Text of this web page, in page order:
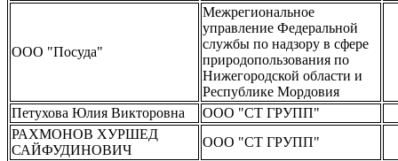
ООО "Посуда"
Межрегиональное
управление Федеральной
службы по надзору в сфере
природопользования по
Нижегородской области и
Республике Мордовия
Петухова Юлия Викторовна
ООО "СТ ГРУПП"
РАХМОНОВ ХУРШЕД
САЙФУДИНОВИЧ
ООО "СТ ГРУПП"